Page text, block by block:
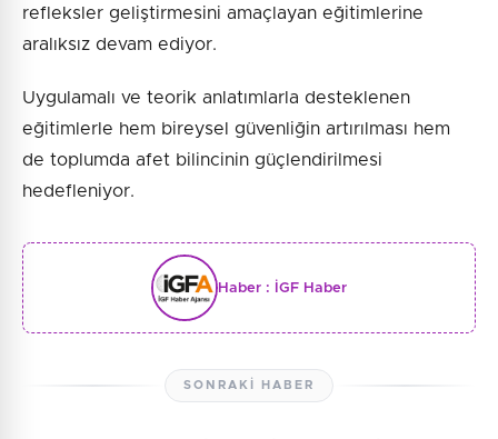
refleksler geliştirmesini amaçlayan eğitimlerine
aralıksız devam ediyor.
Uygulamalı ve teorik anlatımlarla desteklenen
eğitimlerle hem bireysel güvenliğin artırılması hem
de toplumda afet bilincinin güçlendirilmesi
hedefleniyor.
Haber : İGF Haber
SONRAKI HABER